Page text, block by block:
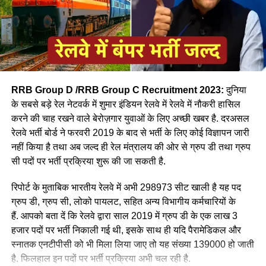
आपने अमूमन पुरुषों को ही रेल चलाते हुए देखा होगा लेकिन माथे पर लाल
बिंदी, भरी हुई मांग और हाथ में लाल चूड़ी पहने हुए महिला लोकों पायलेट
नीलम राथल रेल में सवार हजारों यात्रियों को सुरक्षित गंतव्य पहुंचाने की
रेलवे की सीनियर असिस्टेंट लोको पायलट नीलम बताती है कि जब वे
पेसीजर ट्रेन चलाती है तो कई लोग उन्हें देख कर हेरान रह जाते है कुछ
लड़कीया उन्हे देखकर काफी खुश भी होती है कि एक महिला ट्रेन चल रही
है।
RRB Group D /RRB Group C Recruitment 2023:दुनिया
के सबसे बड़े रेल नेटवर्क में शुमार इंडियन रेलवे में रेलवे में नौकरी हासिल
करने की चाह रखने वाले बेरोज़गार युवाओं के लिए अच्छी खबर है. दरअसल
रेलवे भर्ती बोर्ड ने फरवरी 2019 के बाद से भर्ती के लिए कोई विज्ञापन जारी
नहीं किया है तथा अब जल्द ही रेल मंत्रालय की ओर से ग्रुप डी तथा ग्रुप
सी पदों पर भर्ती प्रक्रिया शुरू की जा सकती है.
रिपोर्ट के मुताबिक भारतीय रेलवे में अभी 298973 सीट खाली है यह पद
ग्रुप डी, ग्रुप सी, लोको पायलट, सहित अन्य विभागीय कर्मचारियों के
हैं. आपको बता दें कि रेलवे द्वारा साल 2019 में ग्रुप डी के एक लाख 3
हजार पदों पर भर्ती निकाली गई थी, इसके साथ ही यदि पैरामेडिकल और
स्नातक एनटीपीसी को भी मिला लिया जाए तो यह संख्या 139000 हो जाती
है. फिलहाल इन पदों पर भर्ती प्रक्रिया अभी चल रही है.